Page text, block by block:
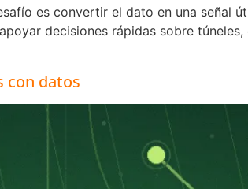
es convertir el dato en una señal
decisiones rápidas sobre
con datos